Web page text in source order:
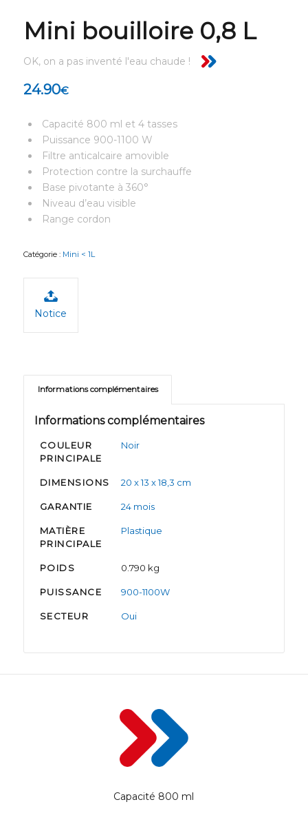
Mini bouilloire 0,8 L
OK, on a pas inventé l'eau chaude !
24.90€
Capacité 800 ml et 4 tasses
Puissance 900-1100 W
Filtre anticalcaire amovible
Protection contre la surchauffe
Base pivotante à 360°
Niveau d’eau visible
Range cordon
Catégorie : Mini < 1L
Notice
Informations complémentaires
Informations complémentaires
COULEUR
PRINCIPALE
Noir
DIMENSIONS 20 x 13 x 18,3 cm
GARANTIE 24 mois
MATIÈRE
PRINCIPALE
Plastique
POIDS 0.790 kg
PUISSANCE 900-1100W
SECTEUR Oui
Capacité 800 ml